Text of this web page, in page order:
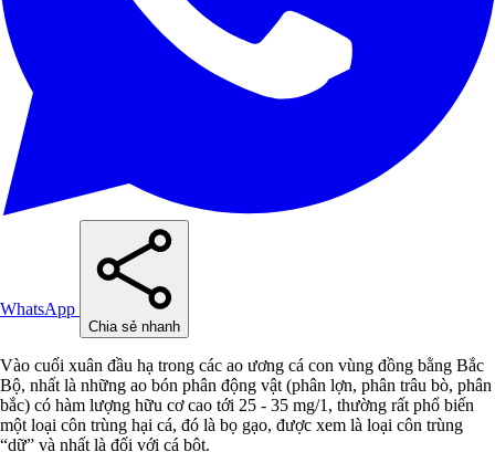
WhatsApp
Chia sẻ nhanh
Vào cuối xuân đầu hạ trong các ao ương cá con vùng đồng bằng Bắc
Bộ, nhất là những ao bón phân động vật (phân lợn, phân trâu bò, phân
bắc) có hàm lượng hữu cơ cao tới 25 - 35 mg/1, thường rất phổ biến
một loại côn trùng hại cá, đó là bọ gạo, được xem là loại côn trùng
“dữ” và nhất là đối với cá bột.